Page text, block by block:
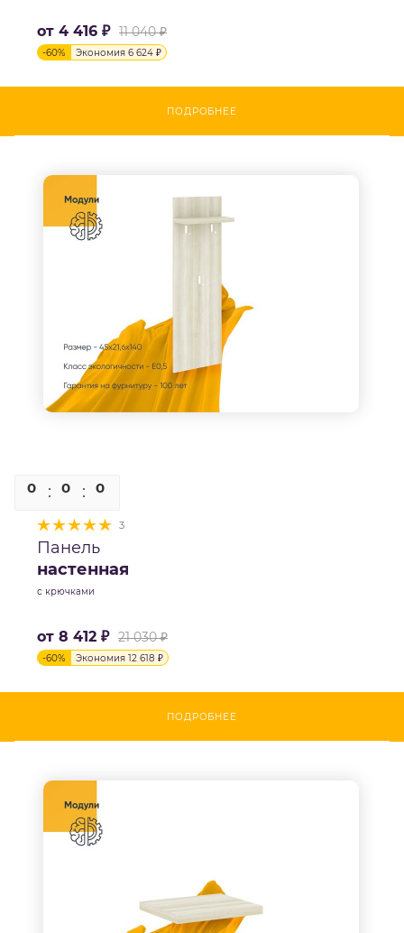
от 4 416 ₽ 11 040 ₽
-60% Экономия 6 624 ₽
ПОДРОБНЕЕ
0 0 0
3
Панель
настенная
с крючками
от 8 412 ₽ 21 030 ₽
-60% Экономия 12 618 ₽
ПОДРОБНЕЕ